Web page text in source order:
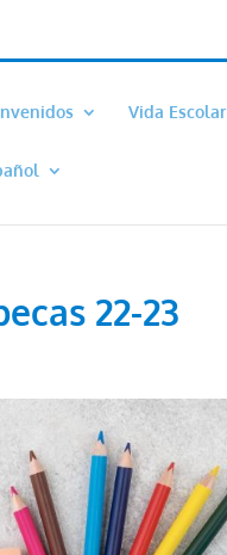
Vida Escolar
22-23